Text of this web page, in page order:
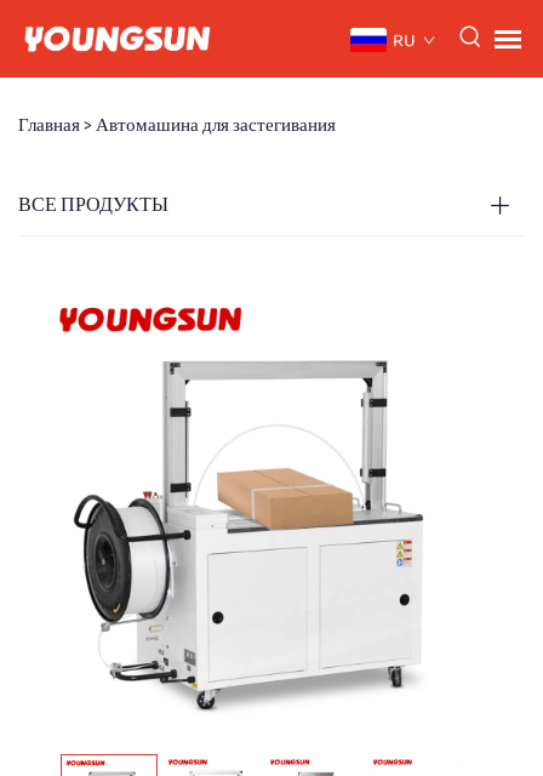
RU
Главная >Автомашина для застегивания
ВСЕ ПРОДУКТЫ